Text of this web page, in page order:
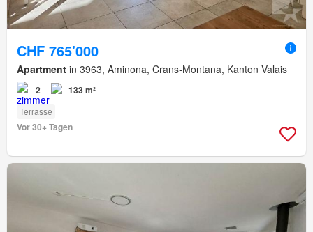
CHF 765'000
Apartment in 3963, Aminona, Crans-Montana, Kanton Valais
2 133 m²
Terrasse
Vor 30+ Tagen